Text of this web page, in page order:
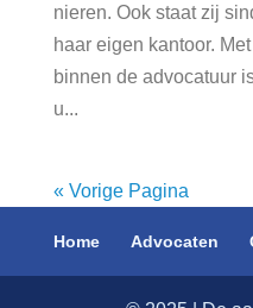
nieren. Ook staat zij
haar eigen kantoor.
binnen de advocatuur
u...
« Vorige Pagina
Home Advocaten